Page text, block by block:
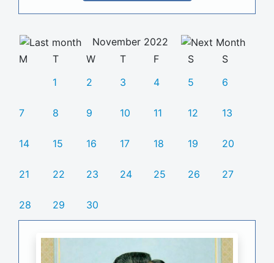
November 2022
M
T W T F S
S
1
2 3 4 5 6
7 8 9 10 11 12 13
14 15 16 17 18 19 20
21 22 23 24 25 26 27
28 29 30